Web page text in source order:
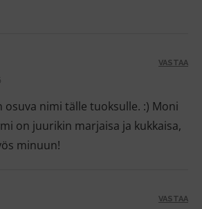
osuva nimi tälle tuoksulle. :) Moni
on juurikin marjaisa ja kukkaisa,
minuun!
VASTAA
VASTAA